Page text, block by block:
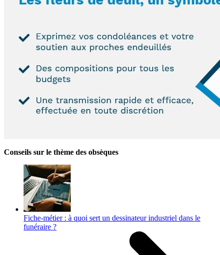
Conseils sur le thème des obsèques
Fiche-métier : à quoi sert un dessinateur industriel dans le
funéraire ?